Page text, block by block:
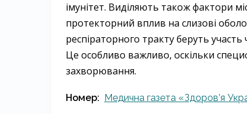
імунітет. Виділяють також фактори
протекторний вплив на слизові
респіраторного тракту беруть
Це особливо важливо, оскільки
захворювання.
Номер: Медична газета «Здоров’я